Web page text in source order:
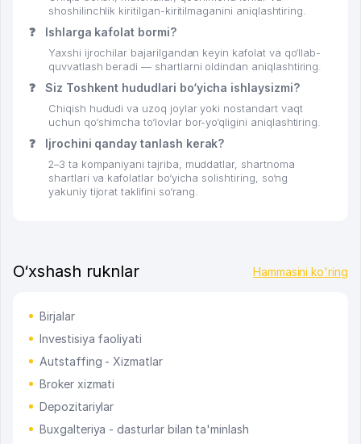
shoshilinchlik kiritilgan-kiritilmaganini aniqlashtiring.
❓ Ishlarga kafolat bormi?
Yaxshi ijrochilar bajarilgandan keyin kafolat va qo‘llab-
quvvatlash beradi — shartlarni oldindan aniqlashtiring.
❓ Siz Toshkent hududlari bo‘yicha ishlaysizmi?
Chiqish hududi va uzoq joylar yoki nostandart vaqt
uchun qo‘shimcha to‘lovlar bor-yo‘qligini aniqlashtiring.
❓ Ijrochini qanday tanlash kerak?
2–3 ta kompaniyani tajriba, muddatlar, shartnoma
shartlari va kafolatlar bo‘yicha solishtiring, so‘ng
yakuniy tijorat taklifini so‘rang.
O‘xshash ruknlar Hammasini ko'ring
Birjalar
Investisiya faoliyati
Autstaffing - Xizmatlar
Broker xizmati
Depozitariylar
Buxgalteriya - dasturlar bilan ta'minlash